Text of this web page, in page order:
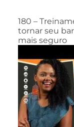
180 –
tornar seu
mais seguro